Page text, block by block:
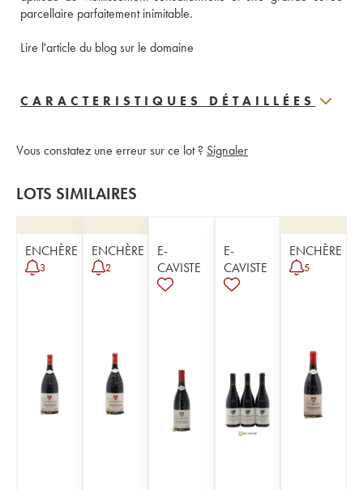
parcellaire parfaitement inimitable.
Lire l'article du blog sur le domaine
CARACTERISTIQUES DÉTAILLÉES
Vous constatez une erreur sur ce lot ? Signaler
LOTS SIMILAIRES
ENCHÈRE
3
ENCHÈRE
2
E-
CAVISTE
E-
CAVISTE
ENCHÈRE
5